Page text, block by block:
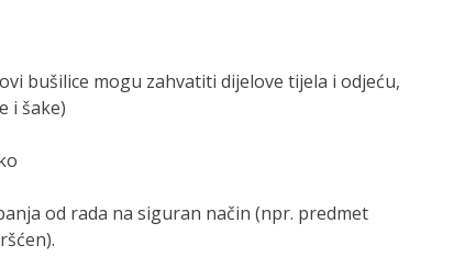
bušilice mogu zahvatiti dijelove tijela i odjeću,
i šake)
od rada na siguran način (npr. predmet